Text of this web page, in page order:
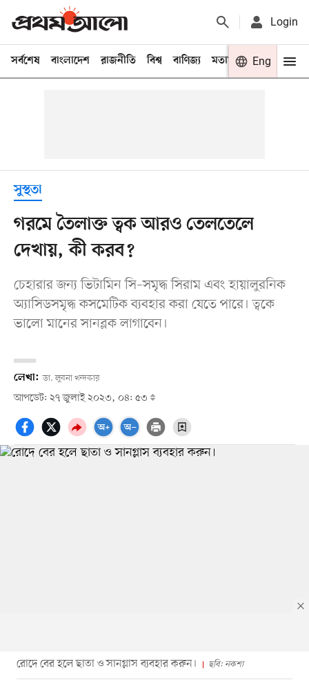
Login
সর্বশেষ বাংলাদেশ রাজনীতি বিশ্ব বাণিজ্য মতামত খেলা
Eng
সুস্থতা
গরমে তৈলাক্ত ত্বক আরও তেলতেলে
দেখায়, কী করব?
চেহারার জন্য ভিটামিন সি–সমৃদ্ধ সিরাম এবং হায়ালুরনিক
অ্যাসিডসমৃদ্ধ কসমেটিক ব্যবহার করা যেতে পারে। ত্বকে
ভালো মানের সানব্লক লাগাবেন।
লেখা: ডা. লুবনা খন্দকার
আপডেট: ২৭ জুলাই ২০২৩, ০৪: ৫৩
রোদে বের হলে ছাতা ও সানগ্লাস ব্যবহার করুন। ছবি: নকশা